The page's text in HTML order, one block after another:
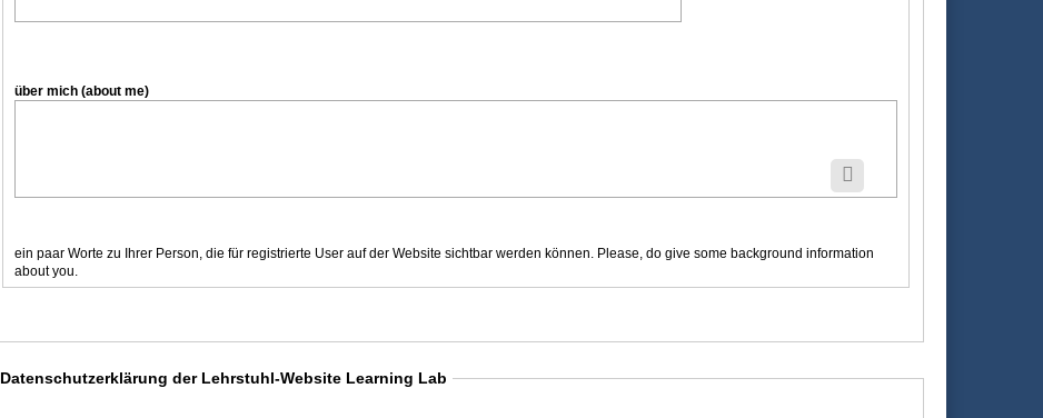
über mich (about me)
ein paar Worte zu Ihrer Person, die für registrierte User auf der Website sichtbar werden können. Please, do give some background information
about you.
Datenschutzerklärung der Lehrstuhl-Website Learning Lab